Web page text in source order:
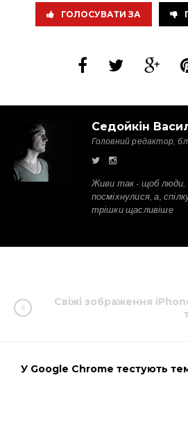
ГОЛОСУВАТИ ЗА
Седойкін
Головний редактор,
Живи так - щоб люди,
посміхнулися, а,
трішки щасливіше
Свіжі зображення
У Google Chrome тестують